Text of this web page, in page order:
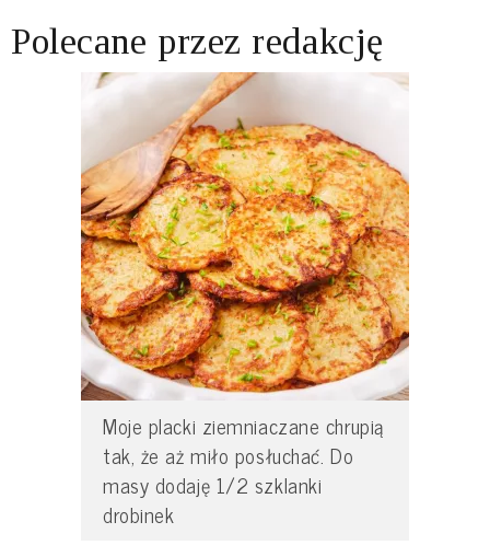
Polecane przez redakcję
Moje placki ziemniaczane chrupią
tak, że aż miło posłuchać. Do
masy dodaję 1/2 szklanki
drobinek